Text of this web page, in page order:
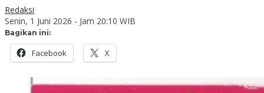
Redaksi
Senin, 1 Juni 2026 - Jam 20:10 WIB
Bagikan ini:
Facebook X